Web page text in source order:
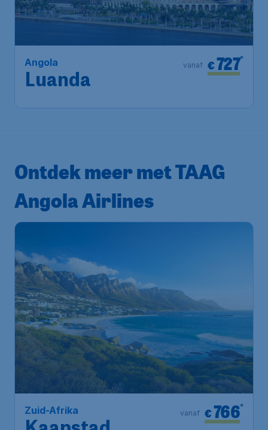
Angola
Luanda
€727*
vanaf
Ontdek meer met TAAG
Angola Airlines
Zuid-Afrika €766*
vanaf